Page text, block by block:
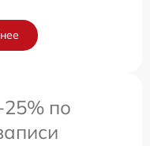
по